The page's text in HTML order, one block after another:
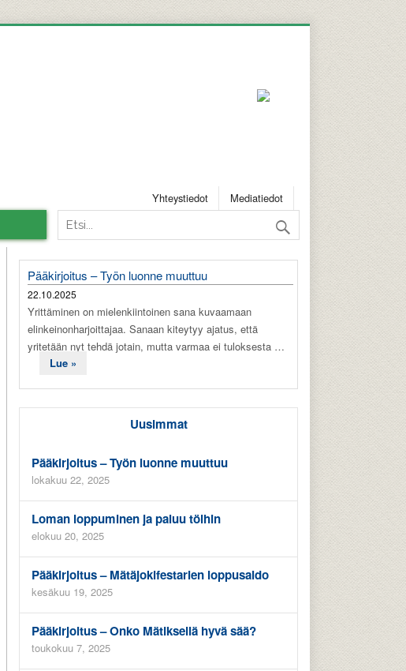
Yhteystiedot Mediatiedot
Pääkirjoitus – Työn luonne muuttuu
22.10.2025
Yrittäminen on mielenkiintoinen sana kuvaamaan
elinkeinonharjoittajaa. Sanaan kiteytyy ajatus, että
yritetään nyt tehdä jotain, mutta varmaa ei tuloksesta …
Lue »
Uusimmat
Pääkirjoitus – Työn luonne muuttuu
lokakuu 22, 2025
Loman loppuminen ja paluu töihin
elokuu 20, 2025
Pääkirjoitus – Mätäjokifestarien loppusaldo
kesäkuu 19, 2025
Pääkirjoitus – Onko Mätiksellä hyvä sää?
toukokuu 7, 2025